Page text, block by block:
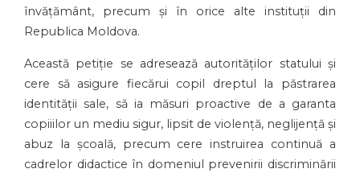
învățământ, precum și în orice alte instituții din
Republica Moldova.
Această petiție se adresează autorităților statului și
cere să asigure fiecărui copil dreptul la păstrarea
identității sale, să ia măsuri proactive de a garanta
copiiilor un mediu sigur, lipsit de violență, neglijență și
abuz la școală, precum cere instruirea continuă a
cadrelor didactice în domeniul prevenirii discriminării